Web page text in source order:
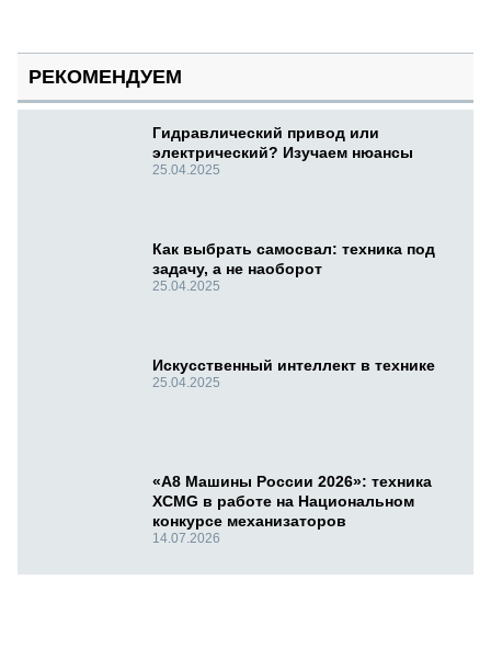
РЕКОМЕНДУЕМ
Гидравлический привод или
электрический? Изучаем нюансы
25.04.2025
Как выбрать самосвал: техника под
задачу, а не наоборот
25.04.2025
Искусственный интеллект в технике
25.04.2025
«А8 Машины России 2026»: техника
XCMG в работе на Национальном
конкурсе механизаторов
14.07.2026